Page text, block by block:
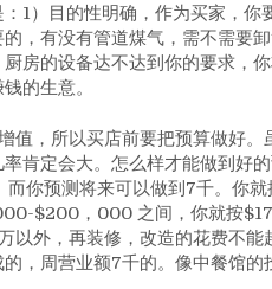
1）目的性明确，作为买家，
，有没有管道煤气，需不需要
房的设备达不达到你的要求，
的生意。
值，所以买店前要把预算做好
肯定会大。怎么样才能做到好
而你预测将来可以做到7千。你
$200，000 之间，你就按
以外，再装修，改造的花费不
，周营业额7千的。像中餐馆的